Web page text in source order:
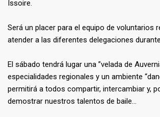
Issoire.
Será un placer para el equipo de voluntarios
atender a las diferentes delegaciones
El sábado tendrá lugar una ”velada de
especialidades regionales y un ambiente
permitirá a todos compartir, intercambiar y,
demostrar nuestros talentos de baile…